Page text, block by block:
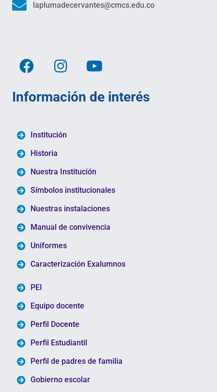
laplumadecervantes@cmcs.edu.co
Información de interés
Institución
Historia
Nuestra Institución
Símbolos institucionales
Nuestras instalaciones
Manual de convivencia
Uniformes
Caracterización Exalumnos
PEI
Equipo docente
Perfil Docente
Perfil Estudiantil
Perfil de padres de familia
Gobierno escolar